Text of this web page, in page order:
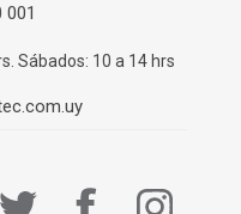
001
Sábados: 10 a 14 hrs